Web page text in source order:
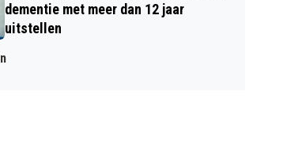
dementie met meer dan 12 jaar
uitstellen